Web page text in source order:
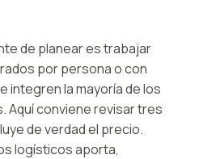
de planear es trabajar
por persona o con
integren la mayoría de los
Aquí conviene revisar tres
de verdad el precio.
logísticos aporta,